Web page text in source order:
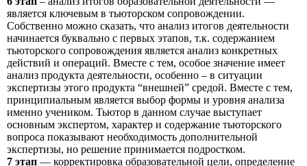
является ключевым в тьюторском сопровождении.
Собственно можно сказать, что анализ итогов деятельности
начинается буквально с первых этапов, т.к. содержанием
тьюторского сопровождения является анализ конкретных
действий и операций. Вместе с тем, особое значение имеет
анализ продукта деятельности, особенно – в ситуации
экспертизы этого продукта “внешней” средой. Вместе с тем,
принципиальным является выбор формы и уровня анализа
именно учеником. Тьютор в данном случае выступает
основным экспертом, характер и содержание тьюторского
вопроса показывают необходимость дополнительной
экспертизы, но решение принимается подростком.
7 этап — корректировка образовательной цели, определение